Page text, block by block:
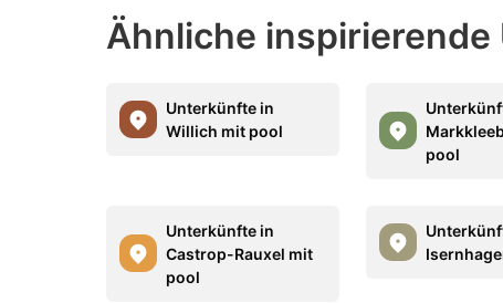
Ähnliche
Unterkünfte in
Willich mit pool
pool
Unterkünfte in
Castrop-Rauxel mit
pool